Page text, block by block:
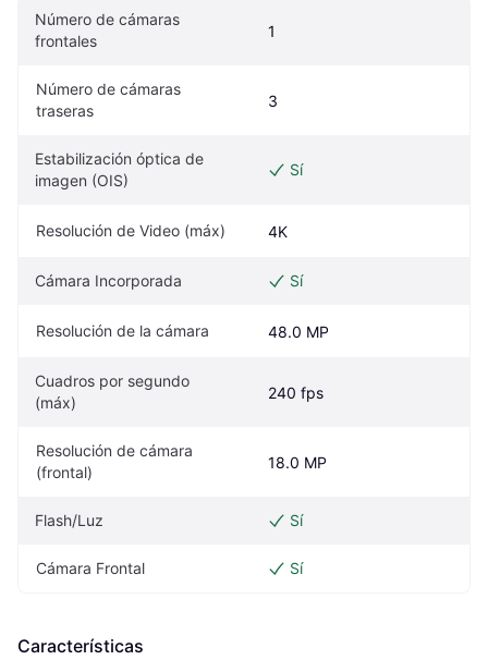
Número de cámaras
frontales
1
Número de cámaras
traseras
3
Estabilización óptica de
imagen (OIS)
Sí
Resolución de Video (máx) 4K
Cámara Incorporada Sí
Resolución de la cámara 48.0 MP
Cuadros por segundo
(máx)
240 fps
Resolución de cámara
(frontal)
18.0 MP
Flash/Luz Sí
Cámara Frontal Sí
Características